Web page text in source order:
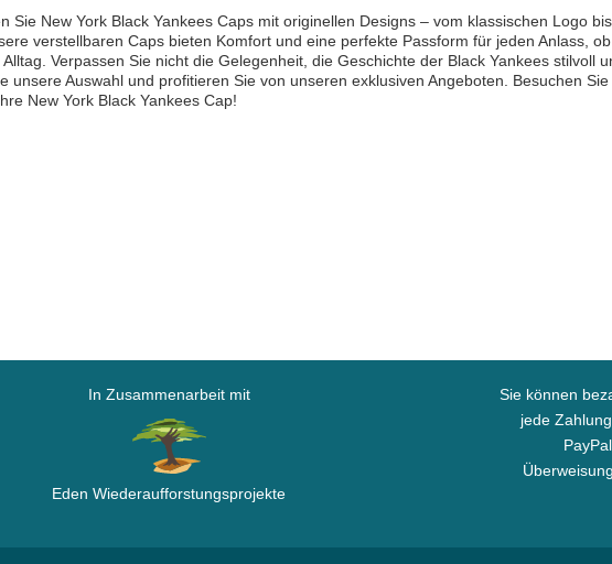
Sie New York Black Yankees Caps mit originellen Designs – vom klassischen Logo
verstellbaren Caps bieten Komfort und eine perfekte Passform für jeden Anlass,
Verpassen Sie nicht die Gelegenheit, die Geschichte der Black Yankees stilvoll
unsere Auswahl und profitieren Sie von unseren exklusiven Angeboten. Besuchen
New York Black Yankees Cap!
In Zusammenarbeit mit
Eden Wiederaufforstungsprojekte
Sie können
jede
PayPal